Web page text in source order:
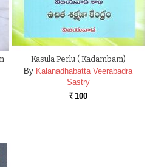
Kasula Perlu ( Kadambam)
By Kalanadhabatta Veerabadra
Sastry
Rs. 100